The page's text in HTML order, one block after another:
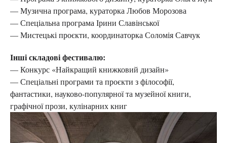
— Музична програма, кураторка Любов Морозова
— Спеціальна програма Ірини Славінської
— Мистецькі проєкти, координаторка Соломія Савчук
Інші складові фестивалю:
— Конкурс «Найкращий книжковий дизайн»
— Спеціальні програми та проєкти з філософії,
фантастики, науково-популярної та музейної книги,
графічної прози, кулінарних книг